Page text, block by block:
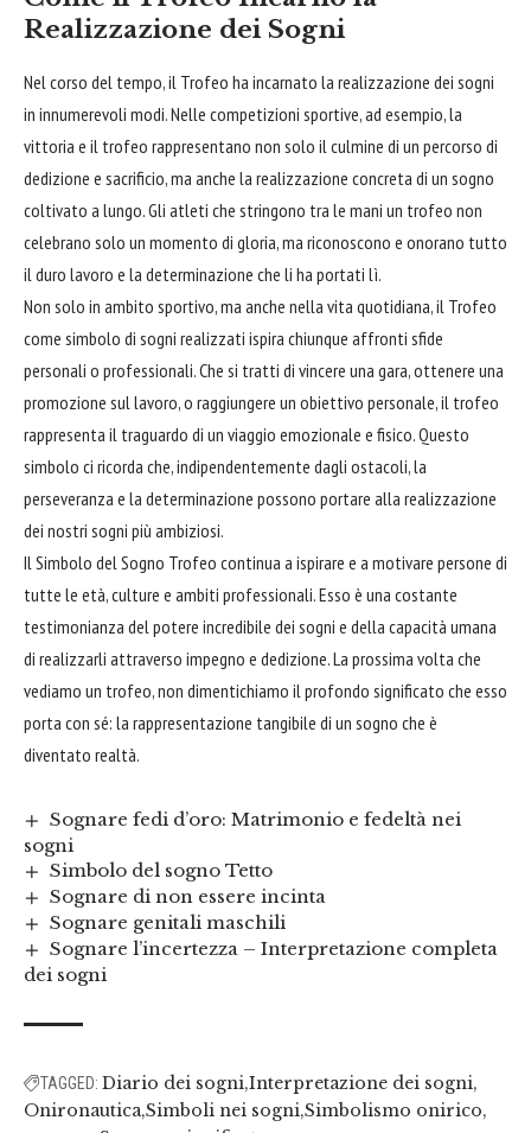
Realizzazione dei Sogni
Nel corso del tempo, il Trofeo ha incarnato la realizzazione dei sogni
in innumerevoli modi. Nelle competizioni sportive, ad esempio, la
vittoria e il trofeo rappresentano non solo il culmine di un percorso di
dedizione e sacrificio, ma anche la realizzazione concreta di un sogno
coltivato a lungo. Gli atleti che stringono tra le mani un trofeo non
celebrano solo un momento di gloria, ma riconoscono e onorano tutto
il duro lavoro e la determinazione che li ha portati lì.
Non solo in ambito sportivo, ma anche nella vita quotidiana, il Trofeo
come simbolo di sogni realizzati ispira chiunque affronti sfide
personali o professionali. Che si tratti di vincere una gara, ottenere una
promozione sul lavoro, o raggiungere un obiettivo personale, il trofeo
rappresenta il traguardo di un viaggio emozionale e fisico. Questo
simbolo ci ricorda che, indipendentemente dagli ostacoli, la
perseveranza e la determinazione possono portare alla realizzazione
dei nostri sogni più ambiziosi.
Il Simbolo del Sogno Trofeo continua a ispirare e a motivare persone di
tutte le età, culture e ambiti professionali. Esso è una costante
testimonianza del potere incredibile dei sogni e della capacità umana
di realizzarli attraverso impegno e dedizione. La prossima volta che
vediamo un trofeo, non dimentichiamo il profondo significato che esso
porta con sé: la rappresentazione tangibile di un sogno che è
diventato realtà.
Sognare fedi d’oro: Matrimonio e fedeltà nei
sogni
Simbolo del sogno Tetto
Sognare di non essere incinta
Sognare genitali maschili
Sognare l’incertezza – Interpretazione completa
dei sogni
TAGGED: Diario dei sogni Interpretazione dei sogni
Onironautica Simboli nei sogni Simbolismo onirico